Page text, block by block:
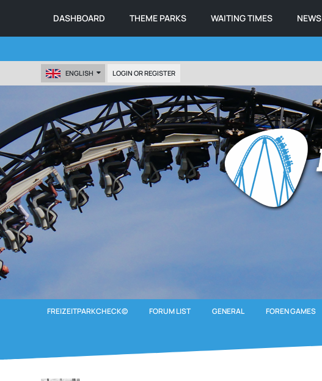
DASHBOARD THEME PARKS WAITING TIMES NEWS
ENGLISH LOGIN OR REGISTER
FREIZEITPARKCHECK© FORUM LIST GENERAL FOREN GAMES